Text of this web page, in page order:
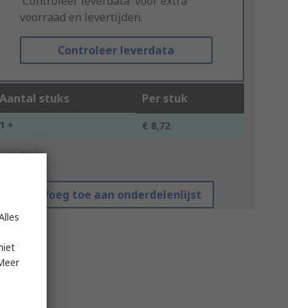
voorraad en levertijden.
Controleer leverdata
Aantal stuks Per stuk
1 + € 8,72
Voeg toe aan onderdelenlijst